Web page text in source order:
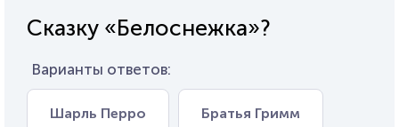
Сказку «Белоснежка»?
Варианты ответов:
Шарль Перро Братья Гримм